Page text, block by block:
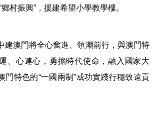
村振興”，援建希望小學教學樓。
澳門將全心奮進、領潮前行，與澳門特
、心連心，勇擔時代使命，融入國家大
門特色的“一國兩制”成功實踐行穩致遠貢